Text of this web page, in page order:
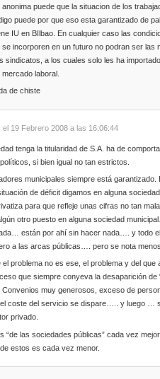
puede que la situacion de los
puede por que eso esta garantizado de
IU en BIlbao. En cualquier caso las
incorporen en un futuro no podran ser las
sindicatos, a los cuales solo les ha
laboral.
de chiste
el 19 Febrero 2008 a las 16:06:44
tenga la titularidad de S.A. ha de
si bien igual no tan estrictos.
municipales siempre está
de déficit digamos en alguna
para que refleje unas cifras no tan
otro puesto en alguna sociedad
están por ahí sin hacer nada…. y todo
a las arcas públicas…. pero se nota
el problema no es ese, el problema y del que
que siempre conyeva la desaparición de
Convenios muy generosos, exceso de
coste del servicio se dispare….. y luego …
privado.
“de las sociedades públicas” cada vez
estos es cada vez menor.